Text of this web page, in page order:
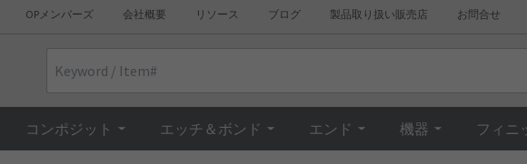
OPメンバーズ 会社概要 リソース ブログ 製品取り扱い販売店 お問合せ
コンポジット エッチ＆ボンド エンド 機器 フィニ